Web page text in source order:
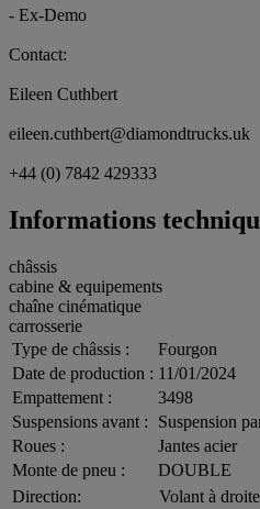
- Ex-Demo
Contact:
Eileen Cuthbert
eileen.cuthbert@diamondtrucks.uk
+44 (0) 7842 429333
Informations
châssis
cabine & equipements
chaîne cinématique
carrosserie
Type de châssis :
Fourgon
Date de production : 11/01/2024
Empattement :
3498
Suspensions avant :
Suspension
Roues :
Jantes acier
Monte de pneu :
DOUBLE
Direction:
Volant à droite